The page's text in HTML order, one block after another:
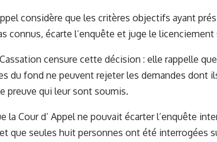
considère que les critères objectifs ayant
connus, écarte l’enquête et juge le
Cassation censure cette décision : elle rappelle
du fond ne peuvent rejeter les demandes dont
preuve qui leur sont soumis.
la Cour d’ Appel ne pouvait écarter l’enquête
que seules huit personnes ont été interrogées